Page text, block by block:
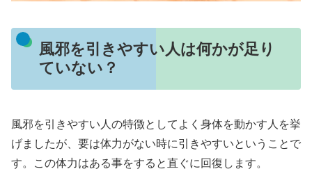
風邪を引きやすい人は何かが足り
ていない？
風邪を引きやすい人の特徴としてよく身体を動かす人を挙
げましたが、要は体力がない時に引きやすいということで
す。この体力はある事をすると直ぐに回復します。